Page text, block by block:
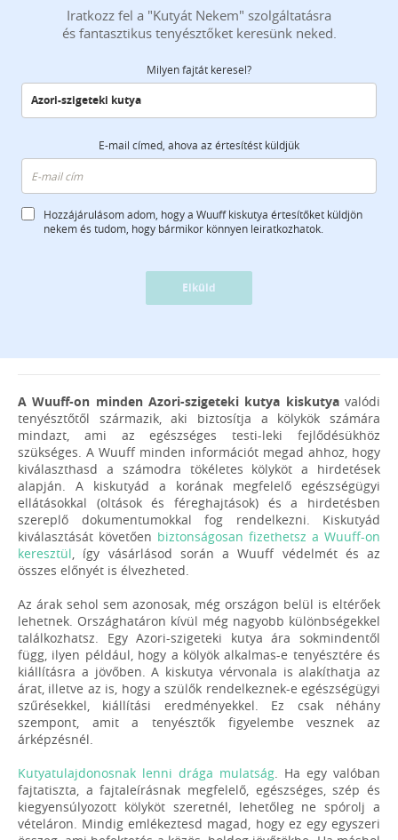
Iratkozz fel a "Kutyát Nekem" szolgáltatásra
és fantasztikus tenyésztőket keresünk neked.
Milyen fajtát keresel?
E-mail címed, ahova az értesítést küldjük
Hozzájárulásom adom, hogy a Wuuff kiskutya értesítőket küldjön
nekem és tudom, hogy bármikor könnyen leiratkozhatok.
Elküld
A Wuuff-on minden Azori-szigeteki kutya kiskutyavalódi
tenyésztőtől származik, aki biztosítja a kölykök számára
mindazt, ami az egészséges testi-leki fejlődésükhöz
szükséges. A Wuuff minden információt megad ahhoz, hogy
kiválaszthasd a számodra tökéletes kölyköt a hirdetések
alapján. A kiskutyád a korának megfelelő egészségügyi
ellátásokkal (oltások és féreghajtások) és a hirdetésben
szereplő dokumentumokkal fog rendelkezni. Kiskutyád
kiválasztását követően biztonságosan fizethetsz a Wuuff-on
keresztül , így vásárlásod során a Wuuff védelmét és az
összes előnyét is élvezheted.
Az árak sehol sem azonosak, még országon belül is eltérőek
lehetnek. Országhatáron kívül még nagyobb különbségekkel
találkozhatsz. Egy Azori-szigeteki kutya ára sokmindentől
függ, ilyen például, hogy a kölyök alkalmas-e tenyésztére és
kiállításra a jövőben. A kiskutya vérvonala is alakíthatja az
árat, illetve az is, hogy a szülők rendelkeznek-e egészségügyi
szűrésekkel, kiállítási eredményekkel. Ez csak néhány
szempont, amit a tenyésztők figyelembe vesznek az
árképzésnél.
Kutyatulajdonosnak lenni drága mulatság . Ha egy valóban
fajtatiszta, a fajtaleírásnak megfelelő, egészséges, szép és
kiegyensúlyozott kölyköt szeretnél, lehetőleg ne spórolj a
vételáron. Mindig emlékeztesd magad, hogy ez egy egyszeri